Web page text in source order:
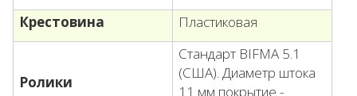
Крестовина Пластиковая
Ролики
Стандарт BIFMA 5.1
(США). Диаметр штока
11 мм покрытие -